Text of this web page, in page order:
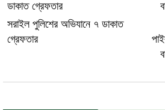
সরাইল পুলিশের অভিযানে ৭ ডাকাত
গ্রেফতার